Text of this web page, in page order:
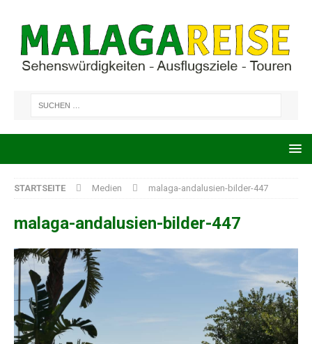
STARTSEITE Medien malaga-andalusien-bilder-447
malaga-andalusien-bilder-447